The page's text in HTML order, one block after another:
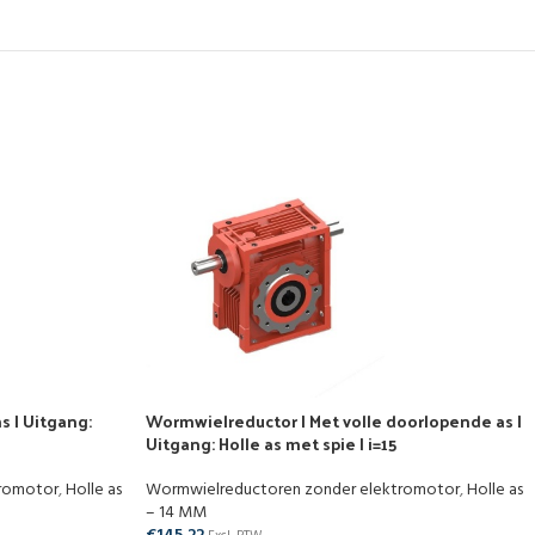
| Uitgang:
,Holle as
Wormwielreductor | Met volle doorlopende as |
Uitgang: Holle as met spie | i=15
Wormwielreductoren zonder elektromotor,Holle as
– 14 MM